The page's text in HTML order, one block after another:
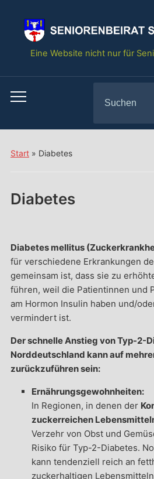
Eine Website nicht nur für
Toggle
menu
for:
Start» Diabetes
Diabetes
Diabetes mellitus
für verschiedene Erkrankungen
gemeinsam ist, dass sie zu
führen, weil die Patientinnen und
am Hormon Insulin haben und/
vermindert ist.
Der schnelle Anstieg von Typ-2-
Norddeutschland kann auf
zurückzuführen sein:
Ernährungsgewohnheiten:
In Regionen, in denen der
zuckerreichen
Verzehr von Obst und
Risiko für Typ-2-Diabetes.
kann tendenziell reich an
zuckerhaltigen